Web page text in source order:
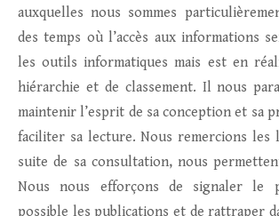
auxquelles nous sommes
des temps où l’accès aux informations
les outils informatiques mais est en
hiérarchie et de classement. Il nous
maintenir l’esprit de sa conception et sa
faciliter sa lecture. Nous remercions les
suite de sa consultation, nous
Nous nous efforçons de signaler le
possible les publications et de rattraper